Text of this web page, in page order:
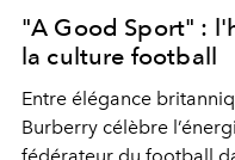
"A Good Sport" :
la culture football
Entre élégance
Burberry célèbre